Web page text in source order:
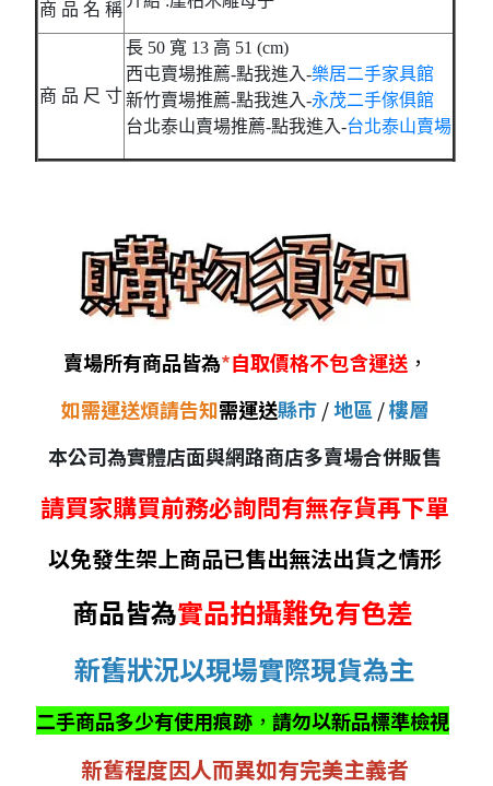
商 品 名 稱
商 品 尺 寸
長 50 寬 13 高 51 (cm)
西屯賣場推薦-點我進入-樂居二手家具館
新竹賣場推薦-點我進入-永茂二手傢俱館
台北泰山賣場推薦-點我進入-台北泰山賣場
賣場所有商品皆為*自取價格不包含運送，
如需運送煩請告知需運送縣市/地區 /樓層
本公司為實體店面與網路商店多賣場合併販售
請買家購買前務必詢問有無存貨再下單
以免發生架上商品已售出無法出貨之情形
商品皆為實品拍攝難免有色差
新舊狀況以現場實際現貨為主
二手商品多少有使用痕跡 ， 請勿以新品標準檢視
新舊程度因人而異如有完美主義者